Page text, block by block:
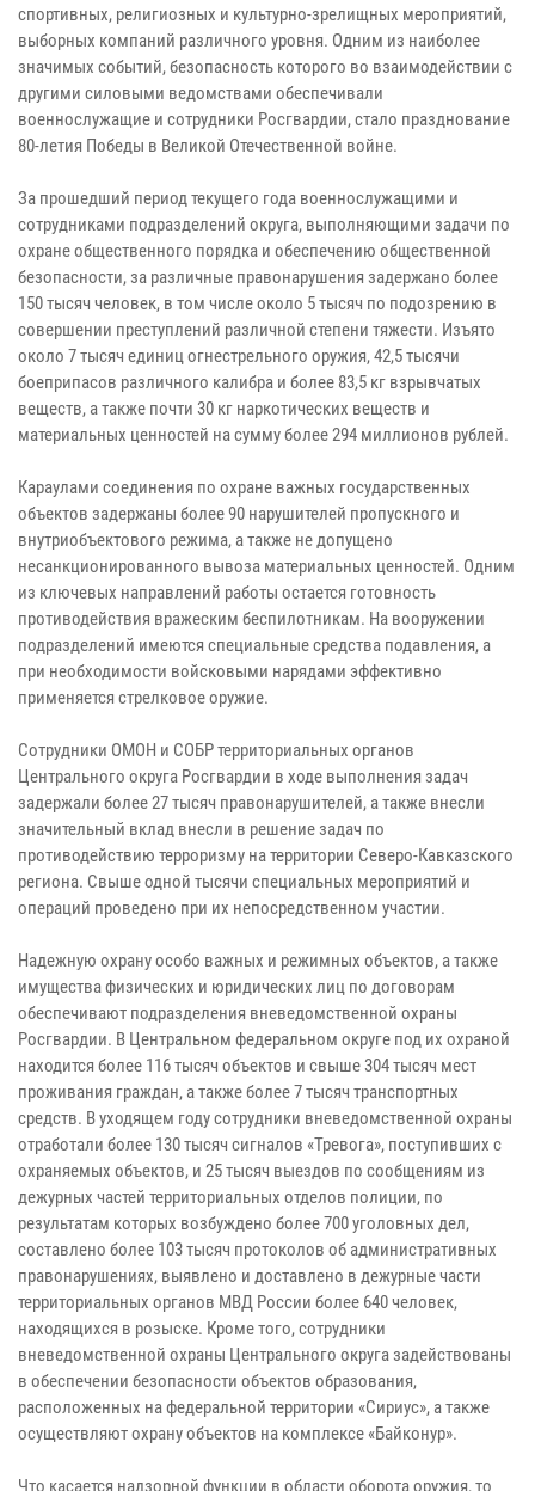
спортивных, религиозных и культурно-зрелищных мероприятий,
выборных компаний различного уровня. Одним из наиболее
значимых событий, безопасность которого во взаимодействии с
другими силовыми ведомствами обеспечивали
военнослужащие и сотрудники Росгвардии, стало празднование
80-летия Победы в Великой Отечественной войне.
За прошедший период текущего года военнослужащими и
сотрудниками подразделений округа, выполняющими задачи по
охране общественного порядка и обеспечению общественной
безопасности, за различные правонарушения задержано более
150 тысяч человек, в том числе около 5 тысяч по подозрению в
совершении преступлений различной степени тяжести. Изъято
около 7 тысяч единиц огнестрельного оружия, 42,5 тысячи
боеприпасов различного калибра и более 83,5 кг взрывчатых
веществ, а также почти 30 кг наркотических веществ и
материальных ценностей на сумму более 294 миллионов рублей.
Караулами соединения по охране важных государственных
объектов задержаны более 90 нарушителей пропускного и
внутриобъектового режима, а также не допущено
несанкционированного вывоза материальных ценностей. Одним
из ключевых направлений работы остается готовность
противодействия вражеским беспилотникам. На вооружении
подразделений имеются специальные средства подавления, а
при необходимости войсковыми нарядами эффективно
применяется стрелковое оружие.
Сотрудники ОМОН и СОБР территориальных органов
Центрального округа Росгвардии в ходе выполнения задач
задержали более 27 тысяч правонарушителей, а также внесли
значительный вклад внесли в решение задач по
противодействию терроризму на территории Северо-Кавказского
региона. Свыше одной тысячи специальных мероприятий и
операций проведено при их непосредственном участии.
Надежную охрану особо важных и режимных объектов, а также
имущества физических и юридических лиц по договорам
обеспечивают подразделения вневедомственной охраны
Росгвардии. В Центральном федеральном округе под их охраной
находится более 116 тысяч объектов и свыше 304 тысяч мест
проживания граждан, а также более 7 тысяч транспортных
средств. В уходящем году сотрудники вневедомственной охраны
отработали более 130 тысяч сигналов «Тревога», поступивших с
охраняемых объектов, и 25 тысяч выездов по сообщениям из
дежурных частей территориальных отделов полиции, по
результатам которых возбуждено более 700 уголовных дел,
составлено более 103 тысяч протоколов об административных
правонарушениях, выявлено и доставлено в дежурные части
территориальных органов МВД России более 640 человек,
находящихся в розыске. Кроме того, сотрудники
вневедомственной охраны Центрального округа задействованы
в обеспечении безопасности объектов образования,
расположенных на федеральной территории «Сириус», а также
осуществляют охрану объектов на комплексе «Байконур».
Что касается надзорной функции в области оборота оружия, то